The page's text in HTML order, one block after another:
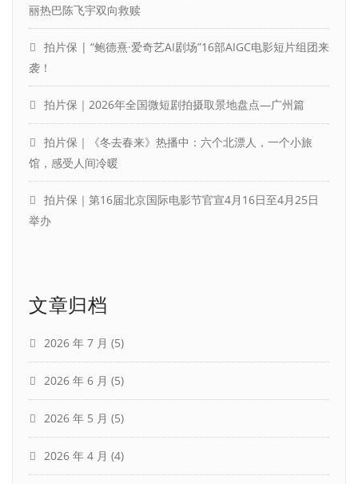
丽热巴陈飞宇双向救赎
拍片保 | “鲍德熹·爱奇艺AI剧场”16部AIGC电影短片组团来
袭！
拍片保｜2026年全国微短剧拍摄取景地盘点—广州篇
拍片保｜《冬去春来》热播中：六个北漂人，一个小旅
馆，感受人间冷暖
拍片保｜第16届北京国际电影节官宣4月16日至4月25日
举办
文章归档
2026 年 7 月 (5)
2026 年 6 月 (5)
2026 年 5 月 (5)
2026 年 4 月 (4)